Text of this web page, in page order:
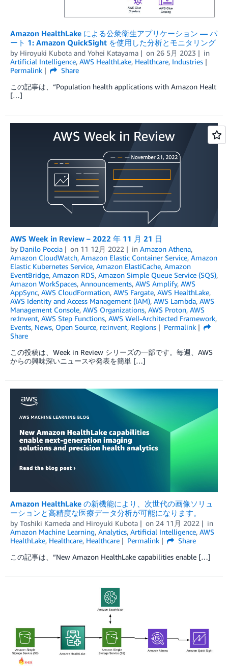
Amazon HealthLake による公衆衛生アプリケーション — パ
ート 1: Amazon QuickSight を使用した分析とモニタリング
by Hiroyuki Kubota and Yohei Katayama on 26 5月 2023
in
Artificial Intelligence, AWS HealthLake, Healthcare, Industries
Permalink
Share
この記事は、“Population health applications with Amazon Healt
[…]
AWS Week in Review – 2022 年 11 月 21 日
by Danilo Poccia on 11 12月 2022 in Amazon Athena,
Amazon CloudWatch, Amazon Elastic Container Service, Amazon
Elastic Kubernetes Service, Amazon ElastiCache, Amazon
EventBridge, Amazon RDS, Amazon Simple Queue Service (SQS),
Amazon WorkSpaces, Announcements, AWS Amplify, AWS
AppSync, AWS CloudFormation, AWS Fargate, AWS HealthLake,
AWS Identity and Access Management (IAM), AWS Lambda, AWS
Management Console, AWS Organizations, AWS Proton, AWS
re:Invent, AWS Step Functions, AWS Well-Architected Framework,
Events, News, Open Source, re:invent, Regions
Permalink
Share
この投稿は、Week in Review シリーズの一部です。毎週、AWS
からの興味深いニュースや発表を簡単 […]
Amazon HealthLake の新機能により、次世代の画像ソリュ
ーションと高精度な医療データ分析が可能になります。
by Toshiki Kameda and Hiroyuki Kubota on 24 11月 2022
in
Amazon Machine Learning, Analytics, Artificial Intelligence, AWS
HealthLake, Healthcare, Healthcare Permalink
Share
この記事は、”New Amazon HealthLake capabilities enable […]